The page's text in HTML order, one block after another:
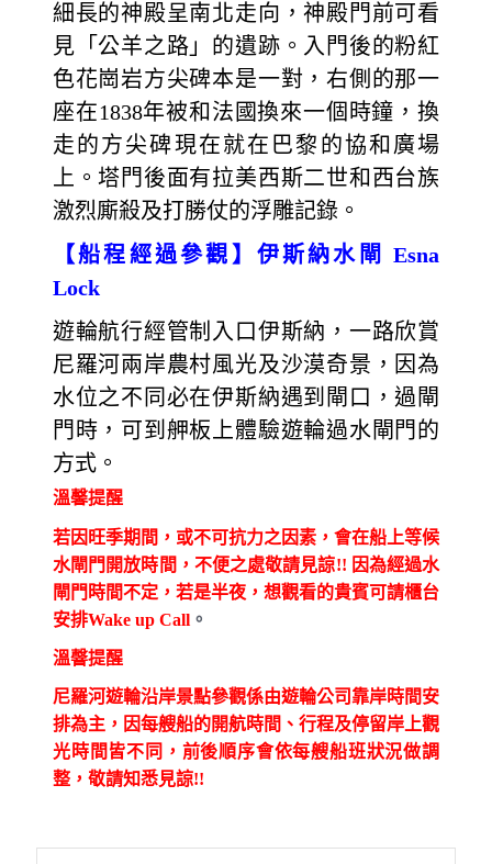
細長的神殿呈南北走向，神殿門前可看
見「公羊之路」的遺跡。入門後的粉紅
色花崗岩方尖碑本是一對，右側的那一
座在1838年被和法國換來一個時鐘，換
走的方尖碑現在就在巴黎的協和廣場
上。塔門後面有拉美西斯二世和西台族
激烈廝殺及打勝仗的浮雕記錄。
【船程經過參觀】伊斯納水閘 Esna
Lock
遊輪航行經管制入口伊斯納，一路欣賞
尼羅河兩岸農村風光及沙漠奇景，因為
水位之不同必在伊斯納遇到閘口，過閘
門時，可到舺板上體驗遊輪過水閘門的
方式。
溫馨提醒
若因旺季期間，或不可抗力之因素，會在船上等候
水閘門開放時間，不便之處敬請見諒!! 因為經過水
閘門時間不定，若是半夜，想觀看的貴賓可請櫃台
安排Wake up Call。
溫韾提醒
尼羅河遊輪沿岸景點參觀係由遊輪公司靠岸時間安
排為主，因每艘船的開航時間、行程及停留岸上觀
光時間皆不同，前後順序會依每艘船班狀況做調
整，敬請知悉見諒!!